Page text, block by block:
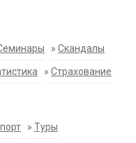
» Скандалы
» Страхование
» Туры